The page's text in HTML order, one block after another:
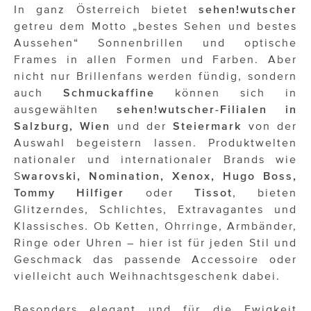
Nina Kraft – Kraft Media Minds
rot weiss rosé
OTTO AM DONAUKANAL
sehen!wutscher
SISTER ACT
Solid & Bold
St. Peter Stiftskulinarium
The Budims
In ganz Österreich bietet sehen!wutscher
getreu dem Motto „bestes Sehen und bestes
Aussehen“ Sonnenbrillen und optische
Frames in allen Formen und Farben. Aber
nicht nur Brillenfans werden fündig, sondern
auch Schmuckaffine
können sich in
ausgewählten sehen!wutscher-Filialen in
Salzburg, Wien
und derSteiermark
von der
Auswahl begeistern lassen. Produktwelten
nationaler und internationaler Brands wie
Swarovski, Nomination, Xenox, Hugo Boss,
Tommy Hilfiger
oder Tissot, bieten
Glitzerndes, Schlichtes, Extravagantes und
Klassisches. Ob Ketten, Ohrringe, Armbänder,
Ringe oder Uhren – hier ist für jeden Stil und
Geschmack das passende Accessoire oder
vielleicht auch Weihnachtsgeschenk dabei.